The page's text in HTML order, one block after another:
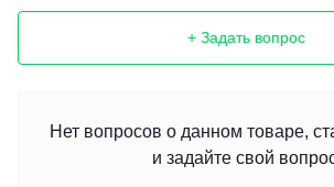
+ Задать вопрос
Нет вопросов о данном товаре,
и задайте свой